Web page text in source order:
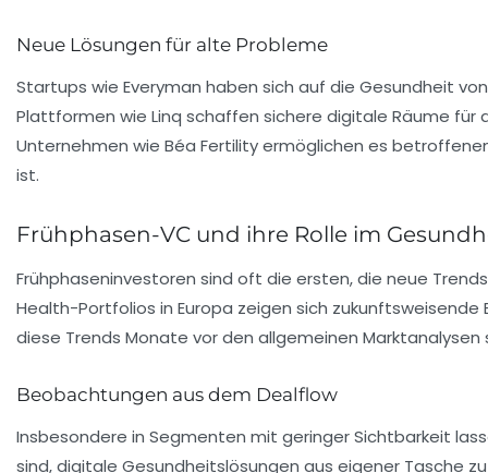
Neue Lösungen für alte Probleme
Startups wie Everyman haben sich auf die Gesundheit
Plattformen wie Linq schaffen sichere digitale Räume für
Unternehmen wie Béa Fertility ermöglichen es
ist.
Frühphasen-VC und ihre Rolle im
Frühphaseninvestoren sind oft die ersten, die neue
Health-Portfolios in Europa zeigen sich
diese Trends Monate vor den allgemeinen Marktanalysen
Beobachtungen aus dem Dealflow
Insbesondere in Segmenten mit geringer Sichtbarkeit
sind, digitale Gesundheitslösungen aus eigener Tasche